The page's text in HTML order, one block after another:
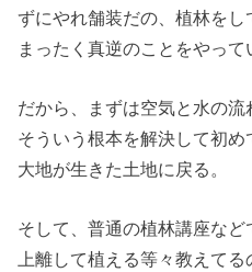
ずにやれ舗装だの、植林をし
まったく真逆のことをやって
だから、まずは空気と水の流
そういう根本を解決して初め
大地が生きた土地に戻る。
そして、普通の植林講座な
上離して植える等々教えてる